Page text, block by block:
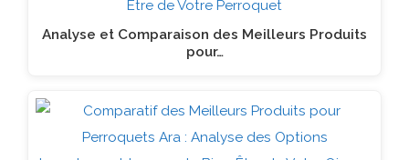
Analyse et Comparaison des Meilleurs Produits
pour…